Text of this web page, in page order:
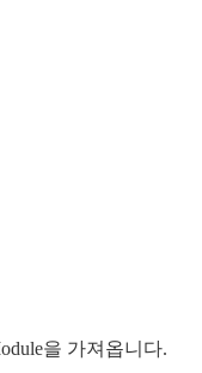
을 가져옵니다.